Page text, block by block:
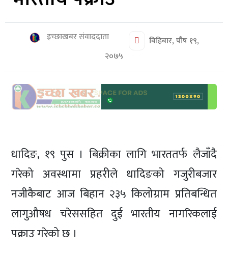
कृषि
खेलकुद
स्वास्थ्य
मनोरञ्जन
रोचक
ईच्छाकामना
टिभि
युनिकोड
इच्छाखबर संवाददाता
बिहिबार, पौष १९,
२०७५
धादिङ, १९ पुस । बिक्रीका लागि भारततर्फ लैजाँदै
गरेको अवस्थामा प्रहरीले धादिङको गजुरीबजार
नजीकैबाट आज बिहान २३५ किलोग्राम प्रतिबन्धित
लागुऔषध चरेससहित दुई भारतीय नागरिकलाई
पक्राउ गरेको छ ।